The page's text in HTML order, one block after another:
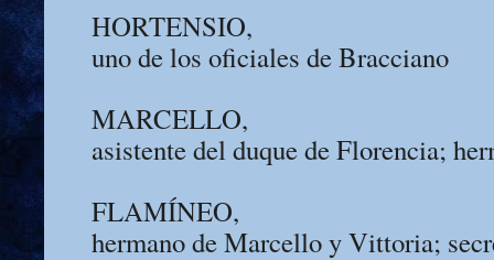
HORTENSIO,
uno de los oficiales de Bracciano
MARCELLO,
asistente del duque de Florencia;
FLAMÍNEO,
hermano de Marcello y Vittoria;